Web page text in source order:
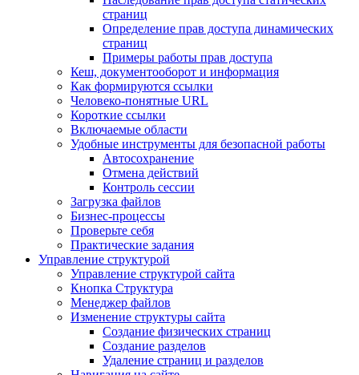
страниц
Определение прав доступа динамических
страниц
Примеры работы прав доступа
Кеш, документооборот и информация
Как формируются ссылки
Человеко-понятные URL
Короткие ссылки
Включаемые области
Удобные инструменты для безопасной работы
Автосохранение
Отмена действий
Контроль сессии
Загрузка файлов
Бизнес-процессы
Проверьте себя
Практические задания
Управление структурой
Управление структурой сайта
Кнопка Структура
Менеджер файлов
Изменение структуры сайта
Создание физических страниц
Создание разделов
Удаление страниц и разделов